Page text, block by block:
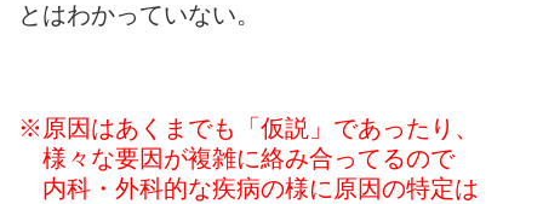
とはわかっていない。
※原因はあくまでも「仮説」であったり、
様々な要因が複雑に絡み合ってるので
内科・外科的な疾病の様に原因の特定は